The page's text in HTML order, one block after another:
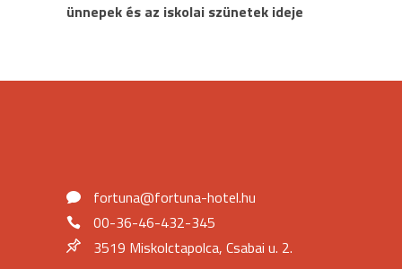
ünnepek és az iskolai szünetek ideje
fortuna@fortuna-hotel.hu
00-36-46-432-345
3519 Miskolctapolca, Csabai u. 2.